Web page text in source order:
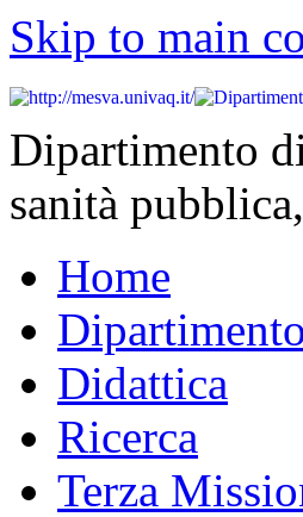
Skip to main
Dipartimento
sanità
Home
Dipartimento
Didattica
Ricerca
Terza